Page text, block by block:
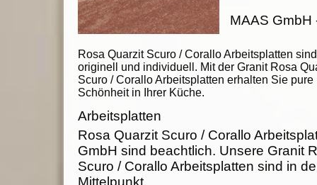
Rosa Quarzit Scuro / Corallo Arbeitsplatten sind
originell und individuell. Mit der Granit Rosa
Scuro / Corallo Arbeitsplatten erhalten Sie pure
Schönheit in Ihrer Küche.
MAAS GmbH
Arbeitsplatten
Rosa Quarzit Scuro / Corallo
GmbH sind beachtlich. Unsere Granit
Scuro / Corallo Arbeitsplatten sind in
Mittelpunkt.